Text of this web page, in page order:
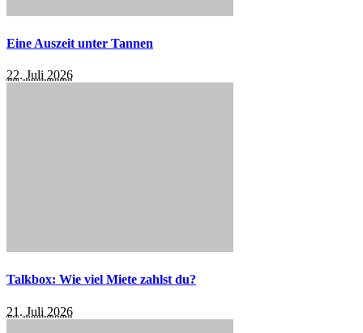
Eine Auszeit unter Tannen
22. Juli 2026
Talkbox: Wie viel Miete zahlst du?
21. Juli 2026